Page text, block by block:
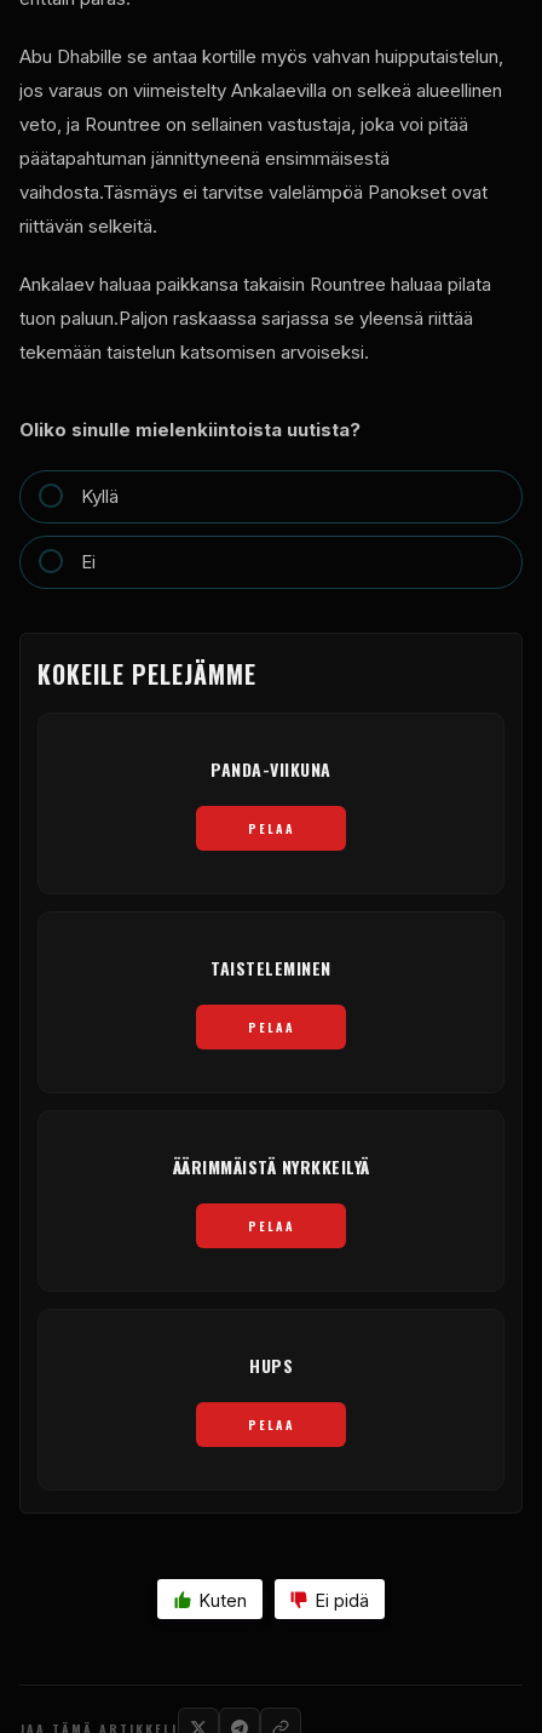
Abu Dhabille se antaa kortille myös vahvan huipputaistelun,
jos varaus on viimeistelty Ankalaevilla on selkeä alueellinen
veto, ja Rountree on sellainen vastustaja, joka voi pitää
päätapahtuman jännittyneenä ensimmäisestä
vaihdosta.Täsmäys ei tarvitse valelämpöä Panokset ovat
riittävän selkeitä.
Ankalaev haluaa paikkansa takaisin Rountree haluaa pilata
tuon paluun.Paljon raskaassa sarjassa se yleensä riittää
tekemään taistelun katsomisen arvoiseksi.
Oliko sinulle mielenkiintoista uutista?
Kyllä
Ei
KOKEILE PELEJÄMME
PANDA-VIIKUNA
PELAA
TAISTELEMINEN
PELAA
ÄÄRIMMÄISTÄ NYRKKEILYÄ
PELAA
HUPS
PELAA
Kuten Ei pidä
JAA TÄMÄ ARTIKKELI